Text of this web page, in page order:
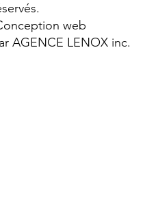
web
AGENCE LENOX inc.